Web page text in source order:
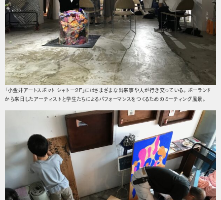
「小金井アートスポット シャトー2F」にはさまざまな出来事や人が行き交っている。ポーランド
から来日したアーティストと学生たちによるパフォーマンスをつくるためのミーティング風景。